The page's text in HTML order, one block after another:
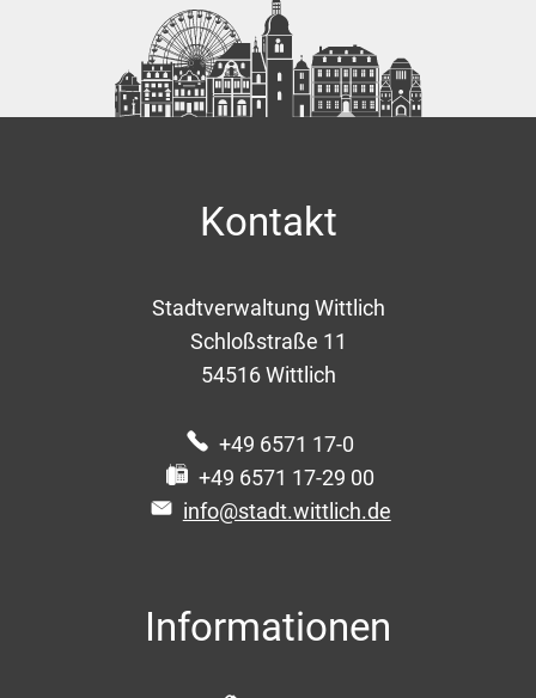
Kontakt
Stadtverwaltung Wittlich
Schloßstraße 11
54516 Wittlich
+49 6571 17-0
+49 6571 17-29 00
info@stadt.wittlich.de
Informationen